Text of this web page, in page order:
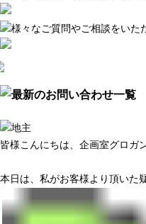
皆様こんにちは、企画室グロガ
本日は、私がお客様より頂いた